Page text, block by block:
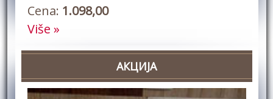
Cena: 1.098,00
Više »
АКЦИЈА